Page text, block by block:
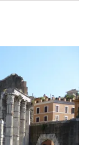
Rating